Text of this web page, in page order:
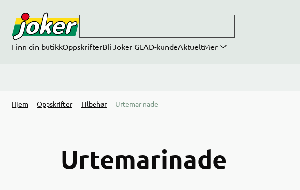
Finn din butikkOppskrifterBli Joker GLAD-kundeAktueltMer
Hjem Oppskrifter Tilbehør Urtemarinade
Urtemarinade